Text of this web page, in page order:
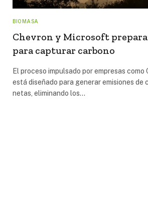
BIOMASA
Chevron y Microsoft
para capturar carbono
El proceso impulsado por empresas
está diseñado para generar emisiones de
netas, eliminando los…